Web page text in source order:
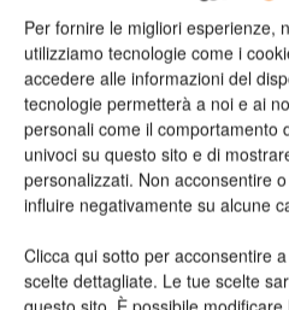
Per fornire le migliori esperienze,
utilizziamo tecnologie come i
accedere alle informazioni del
tecnologie permetterà a noi e ai
personali come il comportamento
univoci su questo sito e di
personalizzati. Non acconsentire
influire negativamente su alcune
Clicca qui sotto per acconsentire
scelte dettagliate. Le tue scelte
riorganizzazione in presenza di
499 e 500 dell’art.1 della legge
personale di cui all’art. 25 bis del
settembre 2015, n. 148.
Assocarta e Assografici insieme
ULCOM UIL sono consapevoli di
che oggi colpisce tanti settori
specifico dovere rappresentare